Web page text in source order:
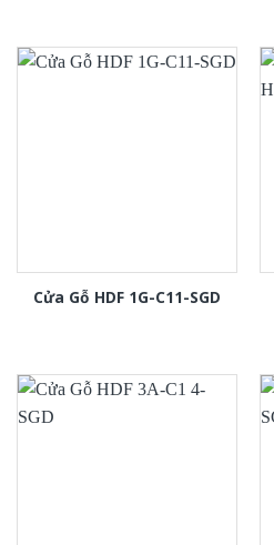
Cửa Gỗ HDF 1G-C11-SGD